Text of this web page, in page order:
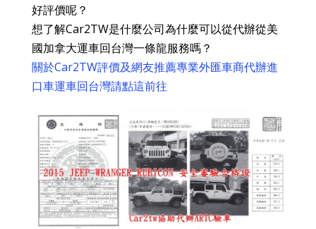
好評價呢？
想了解Car2TW是什麼公司為什麼可以從代辦從美
國加拿大運車回台灣一條龍服務嗎？
關於Car2TW評價及網友推薦專業外匯車商代辦進
口車運車回台灣請點這前往